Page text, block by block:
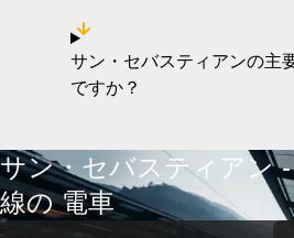
サン・セバスティアンの主
ですか？
サン・セバスティアン
線の 電車